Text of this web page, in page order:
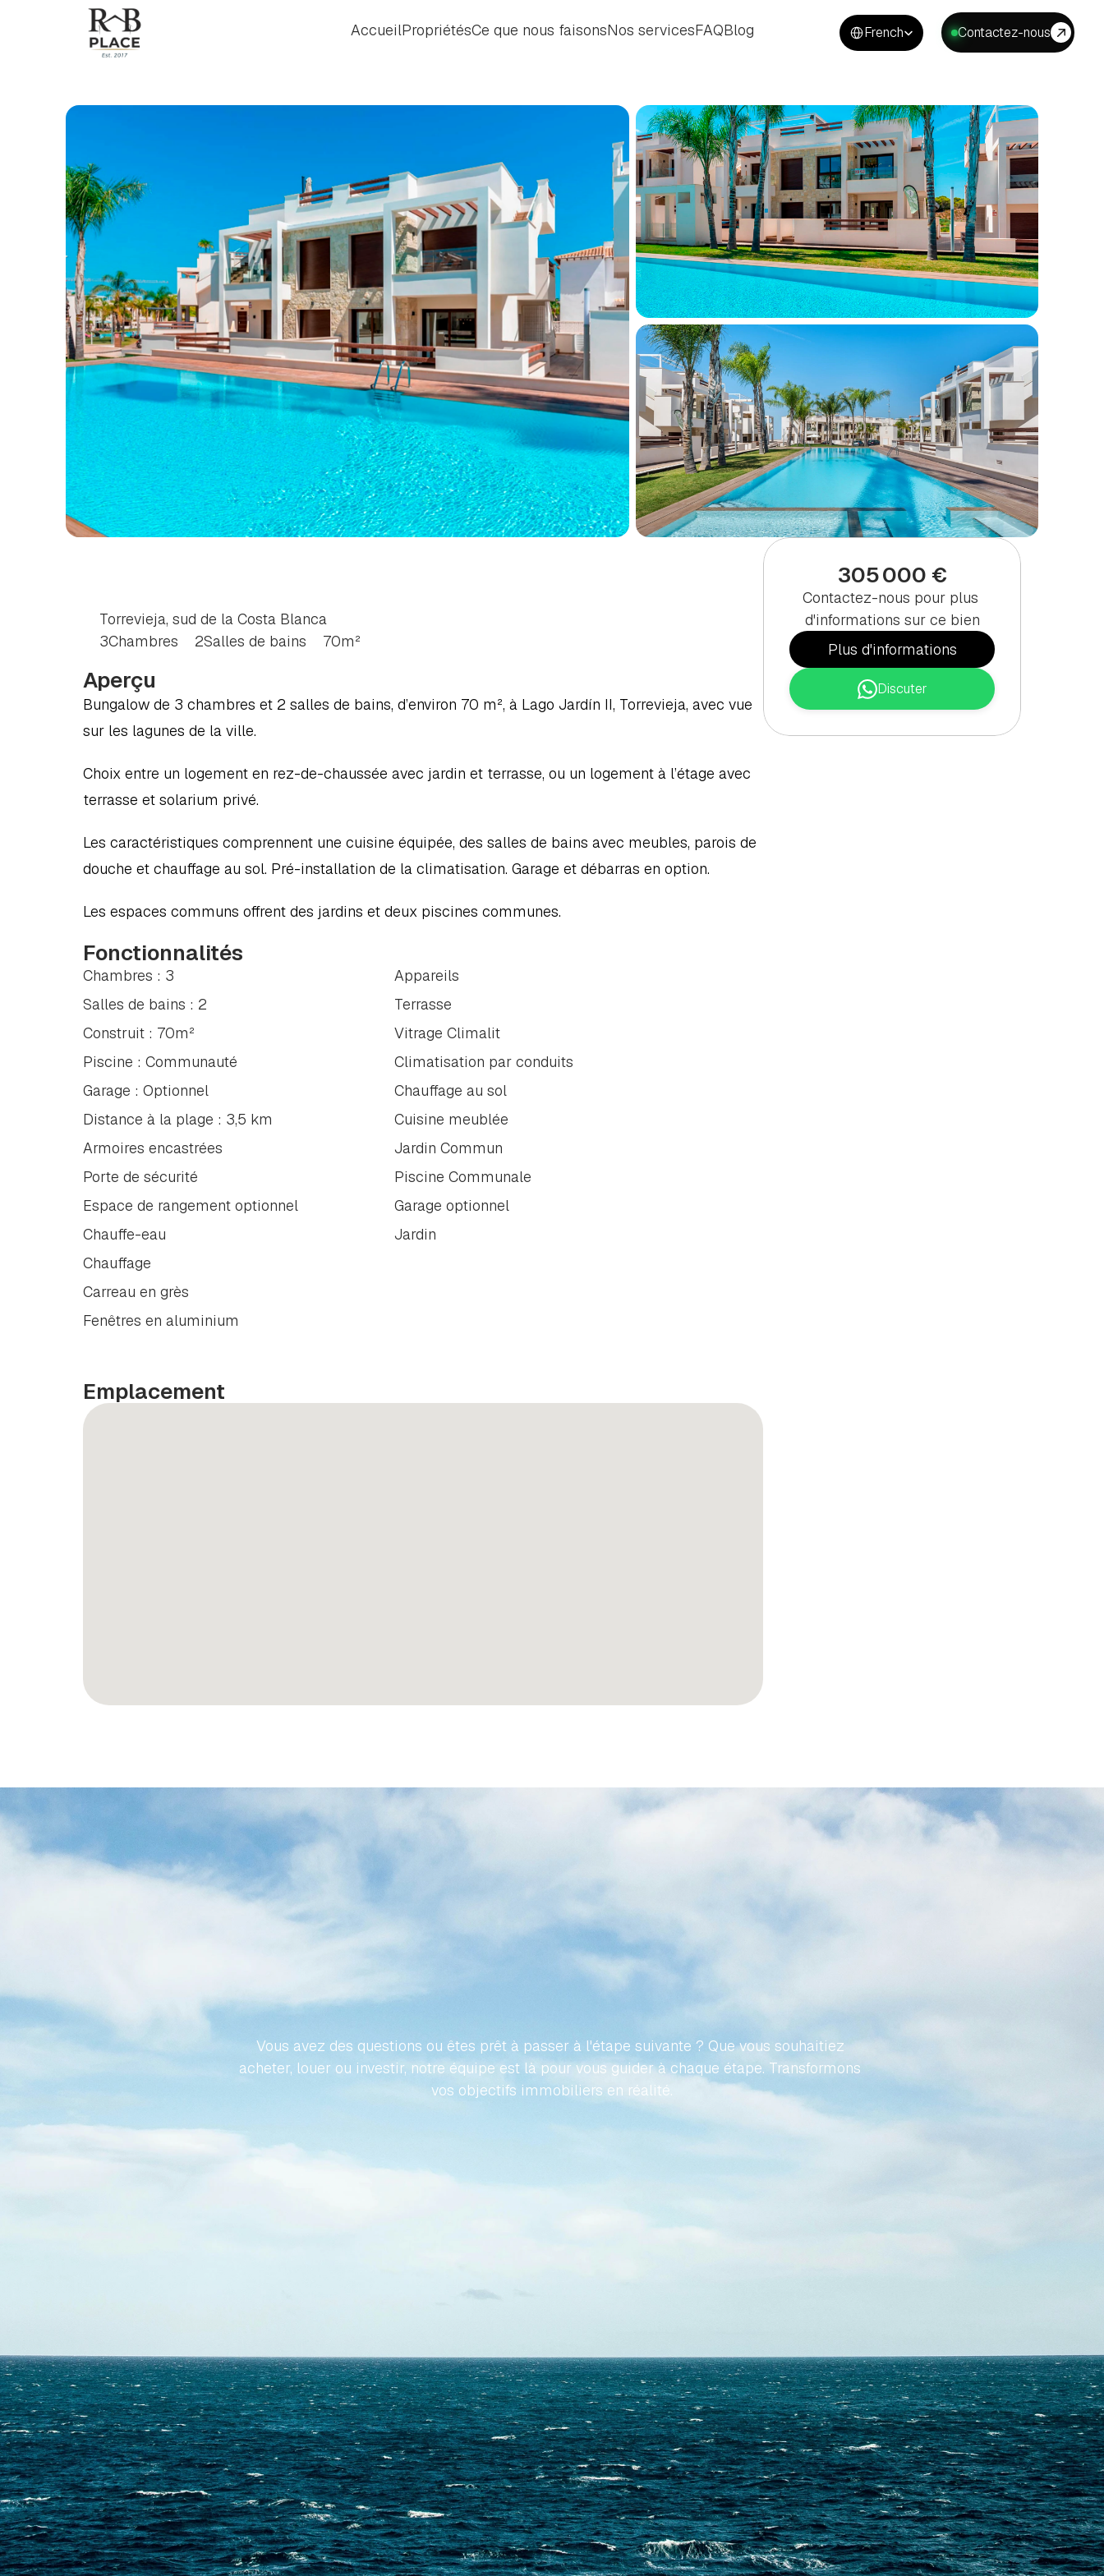
Select Language
French Contactez-nous
AccueilPropriétésCe que nous faisonsNos servicesFAQBlog
Torrevieja, sud de la Costa Blanca
3Chambres 2Salles de bains 70m²
Aperçu
Bungalow de 3 chambres et 2 salles de bains, d’environ 70 m², à Lago Jardín II, Torrevieja, avec vue
sur les lagunes de la ville.
Choix entre un logement en rez-de-chaussée avec jardin et terrasse, ou un logement à l’étage avec
terrasse et solarium privé.
Les caractéristiques comprennent une cuisine équipée, des salles de bains avec meubles, parois de
douche et chauffage au sol. Pré-installation de la climatisation. Garage et débarras en option.
Les espaces communs offrent des jardins et deux piscines communes.
Fonctionnalités
Chambres : 3
Salles de bains : 2
Construit : 70m²
Piscine : Communauté
Garage : Optionnel
Distance à la plage : 3,5 km
Armoires encastrées
Porte de sécurité
Espace de rangement optionnel
Chauffe-eau
Chauffage
Carreau en grès
Fenêtres en aluminium
Appareils
Terrasse
Vitrage Climalit
Climatisation par conduits
Chauffage au sol
Cuisine meublée
Jardin Commun
Piscine Communale
Garage optionnel
Jardin
Emplacement
305 000 €
Contactez-nous pour plus
d'informations sur ce bien
Plus d'informations
Discuter
RENDONS VOYAGE VERS
PROPRIÉTÉ
SANS EFFORT
Vous avez des questions ou êtes prêt à passer à l'étape suivante ? Que vous souhaitiez
acheter, louer ou investir, notre équipe est là pour vous guider à chaque étape. Transformons
vos objectifs immobiliers en réalité.